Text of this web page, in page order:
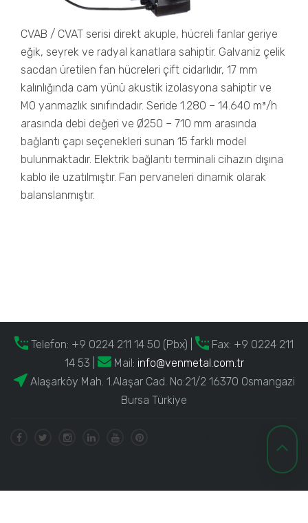
CVAB / CVAT serisi direkt akuple, hücreli fanlar geriye
eğik, seyrek ve radyal kanatlara sahiptir. Galvaniz çelik
sacdan üretilen fan hücreleri çift cidarlıdır, 17 mm
kalınlığında cam yünü akustik izolasyona sahiptir ve
M0 yanmazlık sınıfındadır. Seride 1.280 – 14.640 m³/h
arasında debi değeri ve Ø250 – 710 mm arasında
bağlantı çapı seçenekleri sunan 15 farklı model
bulunmaktadır. Elektrik bağlantı terminali cihazın dışına
kablo ile uzatılmıştır. Fan pervaneleri dinamik olarak
balanslanmıştır.
Telefon: +9 0224 211 14 50 (Pbx)
Fax: +9 0224 211
14 53 |
Mail: info@venmetal.com.tr
Alaşarköy Mah. 1.Alaşar Cad. No:21/2 16370 Osmangazi
Bursa Türkiye
KVKK Aydınlatma Metni